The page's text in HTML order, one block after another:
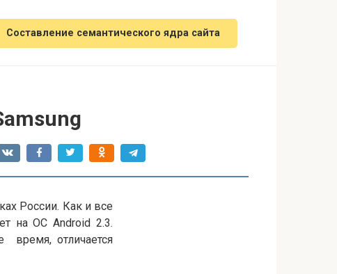
Составление семантического ядра сайта
России. Как и все
на ОС Android 2.3.
время, отличается